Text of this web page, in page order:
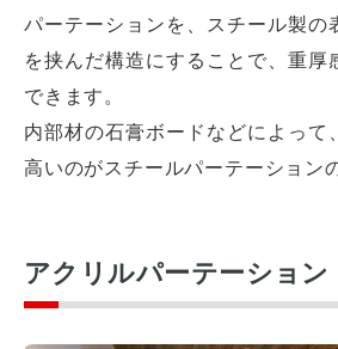
パーテーションを、スチール製の
を挟んだ構造にすることで、重厚
できます。
内部材の石膏ボードなどによって
高いのがスチールパーテーション
アクリルパーテーション